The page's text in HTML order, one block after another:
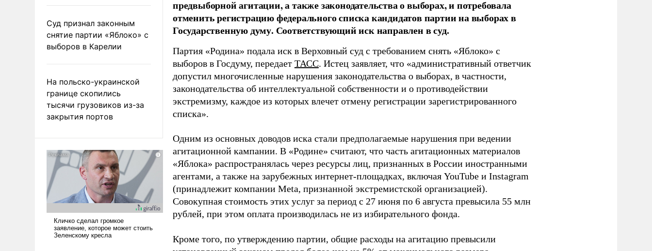
Суд признал законным
снятие партии «Яблоко» с
выборов в Карелии
На польско-украинской
границе скопились
тысячи грузовиков из-за
закрытия портов
предвыборной агитации, а также законодательства о выборах, и потребовала
отменить регистрацию федерального списка кандидатов партии на выборах в
Государственную думу. Соответствующий иск направлен в суд.
Партия «Родина» подала иск в Верховный суд с требованием снять «Яблоко» с
выборов в Госдуму, передает ТАСС. Истец заявляет, что «административный ответчик
допустил многочисленные нарушения законодательства о выборах, в частности,
законодательства об интеллектуальной собственности и о противодействии
экстремизму, каждое из которых влечет отмену регистрации зарегистрированного
списка».
Одним из основных доводов иска стали предполагаемые нарушения при ведении
агитационной кампании. В «Родине» считают, что часть агитационных материалов
«Яблока» распространялась через ресурсы лиц, признанных в России иностранными
агентами, а также на зарубежных интернет-площадках, включая YouTube и Instagram
(принадлежит компании Meta, признанной экстремистской организацией).
Совокупная стоимость этих услуг за период с 27 июня по 6 августа превысила 55 млн
рублей, при этом оплата производилась не из избирательного фонда.
Кроме того, по утверждению партии, общие расходы на агитацию превысили